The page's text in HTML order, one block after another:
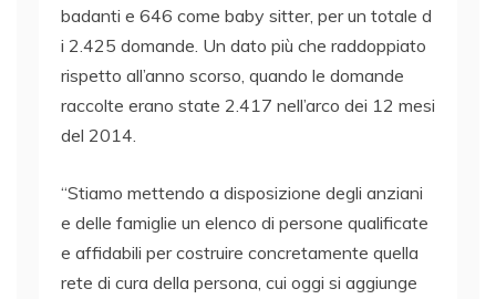
badanti e 646 come baby sitter, per un totale d
i 2.425 domande. Un dato più che raddoppiato
rispetto all’anno scorso, quando le domande
raccolte erano state 2.417 nell’arco dei 12 mesi
del 2014.
“Stiamo mettendo a disposizione degli anziani
e delle famiglie un elenco di persone qualificate
e affidabili per costruire concretamente quella
rete di cura della persona, cui oggi si aggiunge